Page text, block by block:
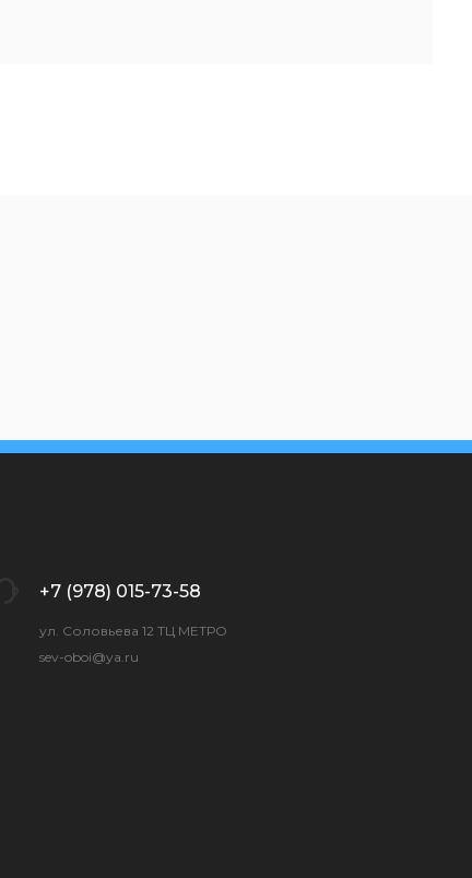
+7 (978) 015-73-58
ул. Соловьева 12 ТЦ МЕТРО
sev-oboi@ya.ru